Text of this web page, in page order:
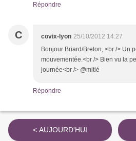
Répondre
C covix-lyon 25/10/2012 14:27
Bonjour Briard/Breton, <br /> Un
mouvementée.<br /> Bien vu la
journée<br /> @mitié
Répondre
< AUJOURD'HUI